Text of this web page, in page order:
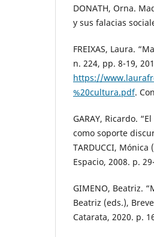
DONATH, Orna.
y sus falacias
FREIXAS, Laura.
n. 224, pp. 8-19,
https://
%20cultura.pdf.
GARAY, Ricardo.
como soporte
TARDUCCI,
Espacio, 2008. p.
GIMENO, Beatriz.
Beatriz (eds.),
Catarata, 2020. p.